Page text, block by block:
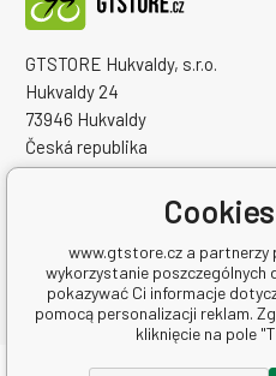
GTSTORE Hukvaldy, s.r.o.
Hukvaldy 24
73946 Hukvaldy
Česká republika
Numer identyfikacyjny firmy:
Cookies
www.gtstore.cz a partnerzy
wykorzystanie poszczególnych
pokazywać Ci informacje
pomocą personalizacji reklam.
kliknięcie na pole